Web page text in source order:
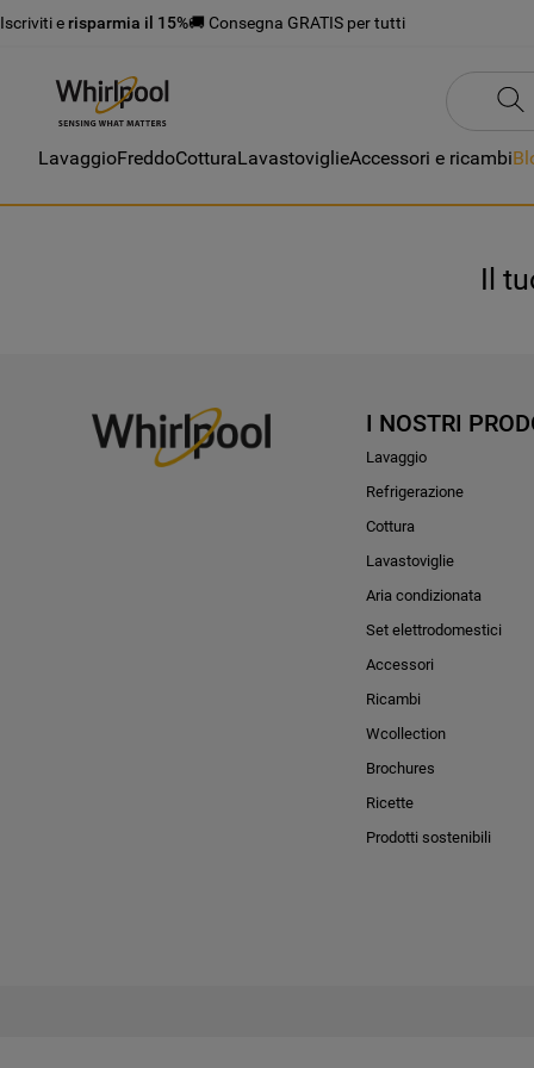
Iscriviti e risparmia il 15%🚚 Consegna GRATIS per tutti
LavaggioFreddoCotturaLavastoviglieAccessori e ricambi
Il
I NOSTRI
Lavaggio
Refrigerazione
Cottura
Lavastoviglie
Aria condizionata
Set elettrodomestici
Accessori
Ricambi
Wcollection
Brochures
Ricette
Prodotti sostenibili